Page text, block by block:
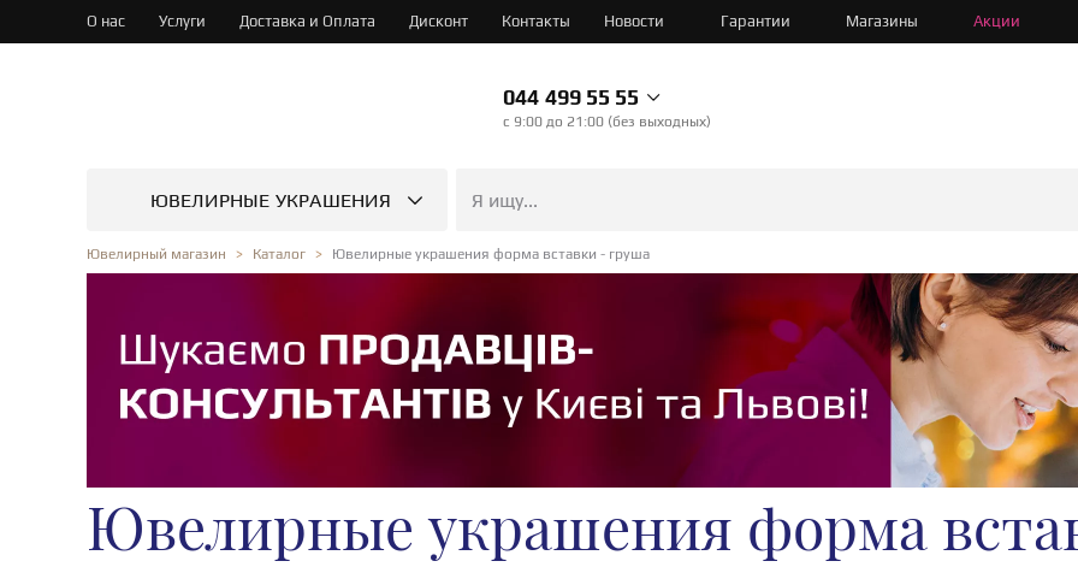
О нас Услуги Доставка и Оплата Дисконт Контакты Новости Гарантии Магазины Акции
044 499 55 55
c 9:00 до 21:00 (без выходных)
ЮВЕЛИРНЫЕ УКРАШЕНИЯ
Ювелирный магазин Каталог Ювелирные украшения форма вставки - груша
Ювелирные украшения форма